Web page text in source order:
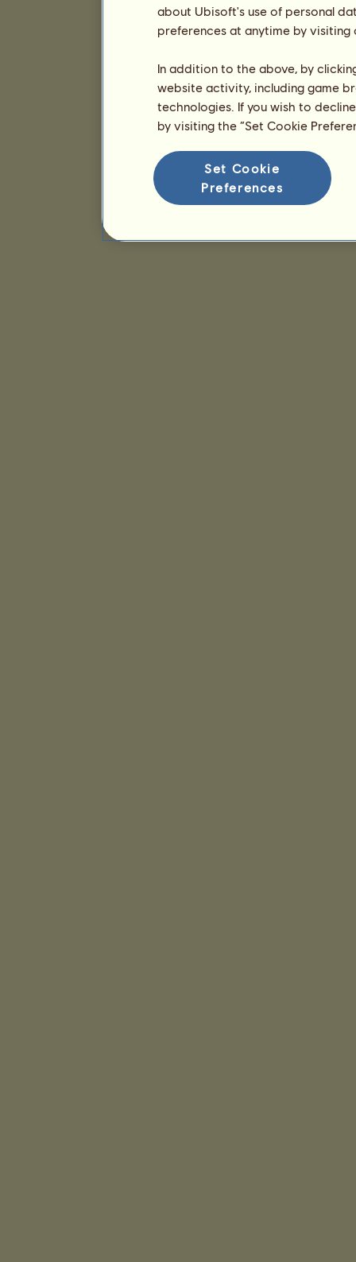
about Ubisoft's use of personal
preferences at anytime by
In addition to the above, by
website activity, including game
technologies. If you wish to
by visiting the “Set Cookie
Set Cookie
Preferences